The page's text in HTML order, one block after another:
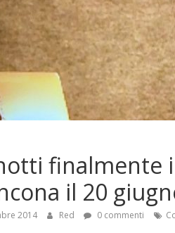
finalmente
il 20
2014 Red 0 commenti